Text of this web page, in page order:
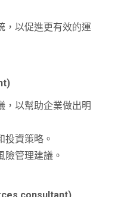
，以促進更有效的運
，以幫助企業做出明
投資策略。
險管理建議。